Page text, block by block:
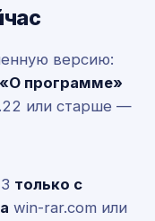
версию:
программе»
или старше —
только с
win-rar.com или